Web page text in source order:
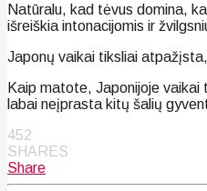
Natūralu, kad tėvus domina,
išreiškia intonacijomis ir
Japonų vaikai tiksliai
Kaip matote, Japonijoje vaikai
labai neįprasta kitų šalių
452
SHARES
Share